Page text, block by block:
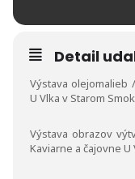
Detail
Výstava olejomalieb
U Vlka v Starom
Výstava obrazov
Kaviarne a čajovne U